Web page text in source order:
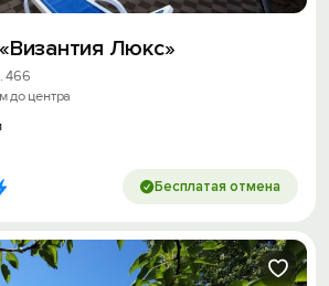
Люкс»
466
до центра
Бесплатая отмена